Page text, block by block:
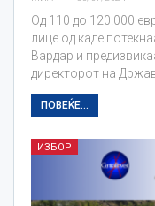
Од 110 до 120.000
лице од каде
Вардар и
директорот на
ПОВЕЌЕ...
ИЗБОР